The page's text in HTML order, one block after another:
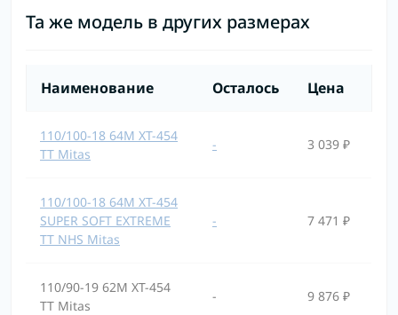
Та же модель в других размерах
Наименование Осталось Цена
110/100-18 64M XT-454
TT Mitas
- 3 039 ₽
110/100-18 64M XT-454
SUPER SOFT EXTREME
TT NHS Mitas
- 7 471 ₽
110/90-19 62M XT-454
TT Mitas
- 9 876 ₽